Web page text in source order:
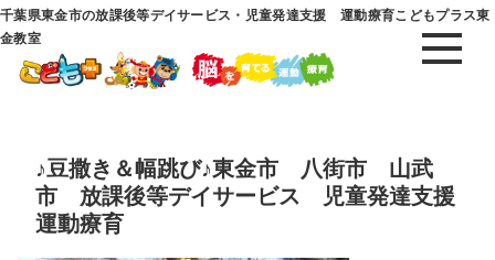
千葉県東金市の放課後等デイサービス・児童発達支援 運動療育こどもプラス東
金教室
♪豆撒き＆幅跳び♪東金市 八街市 山武
市 放課後等デイサービス 児童発達支援
運動療育